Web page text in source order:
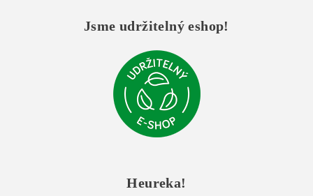
Jsme udržitelný eshop!
Heureka!